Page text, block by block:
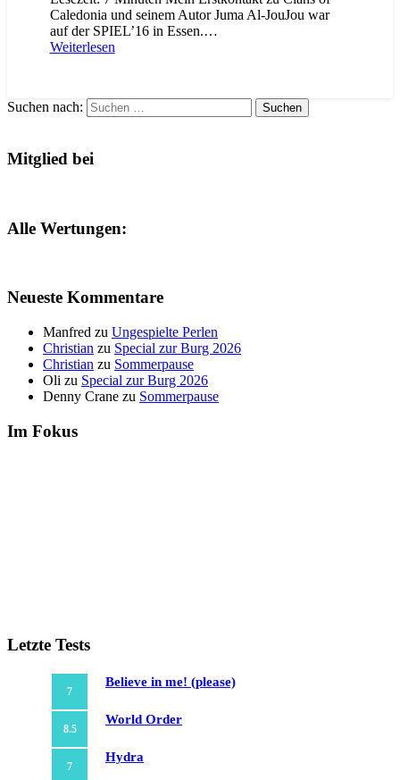
Caledonia und seinem Autor Juma Al-JouJou war
auf der SPIEL’16 in Essen.…
Weiterlesen
Suchen nach:
Mitglied bei
Alle Wertungen:
Neueste Kommentare
Manfred zu Ungespielte Perlen
Christian zu Special zur Burg 2026
Christian zu Sommerpause
Oli zu Special zur Burg 2026
Denny Crane zu Sommerpause
Im Fokus
Letzte Tests
7
Believe in me! (please)
8.5
World Order
7
Hydra